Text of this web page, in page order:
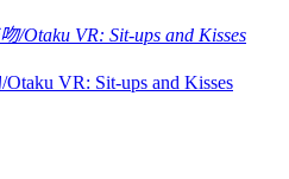
VR: Sit-ups and Kisses